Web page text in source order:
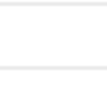
آویز شود و یا تکیه داده
است و بر خلاف نمونه های دیگر